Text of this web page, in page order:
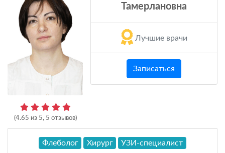
(4.65 из 5, 5 отзывов)
Тамерлановна
Лучшие врачи
Записаться
Флеболог Хирург
УЗИ-специалист